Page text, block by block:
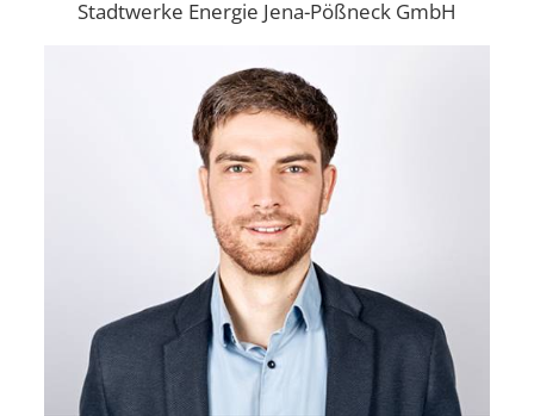
Stadtwerke Energie Jena-Pößneck GmbH